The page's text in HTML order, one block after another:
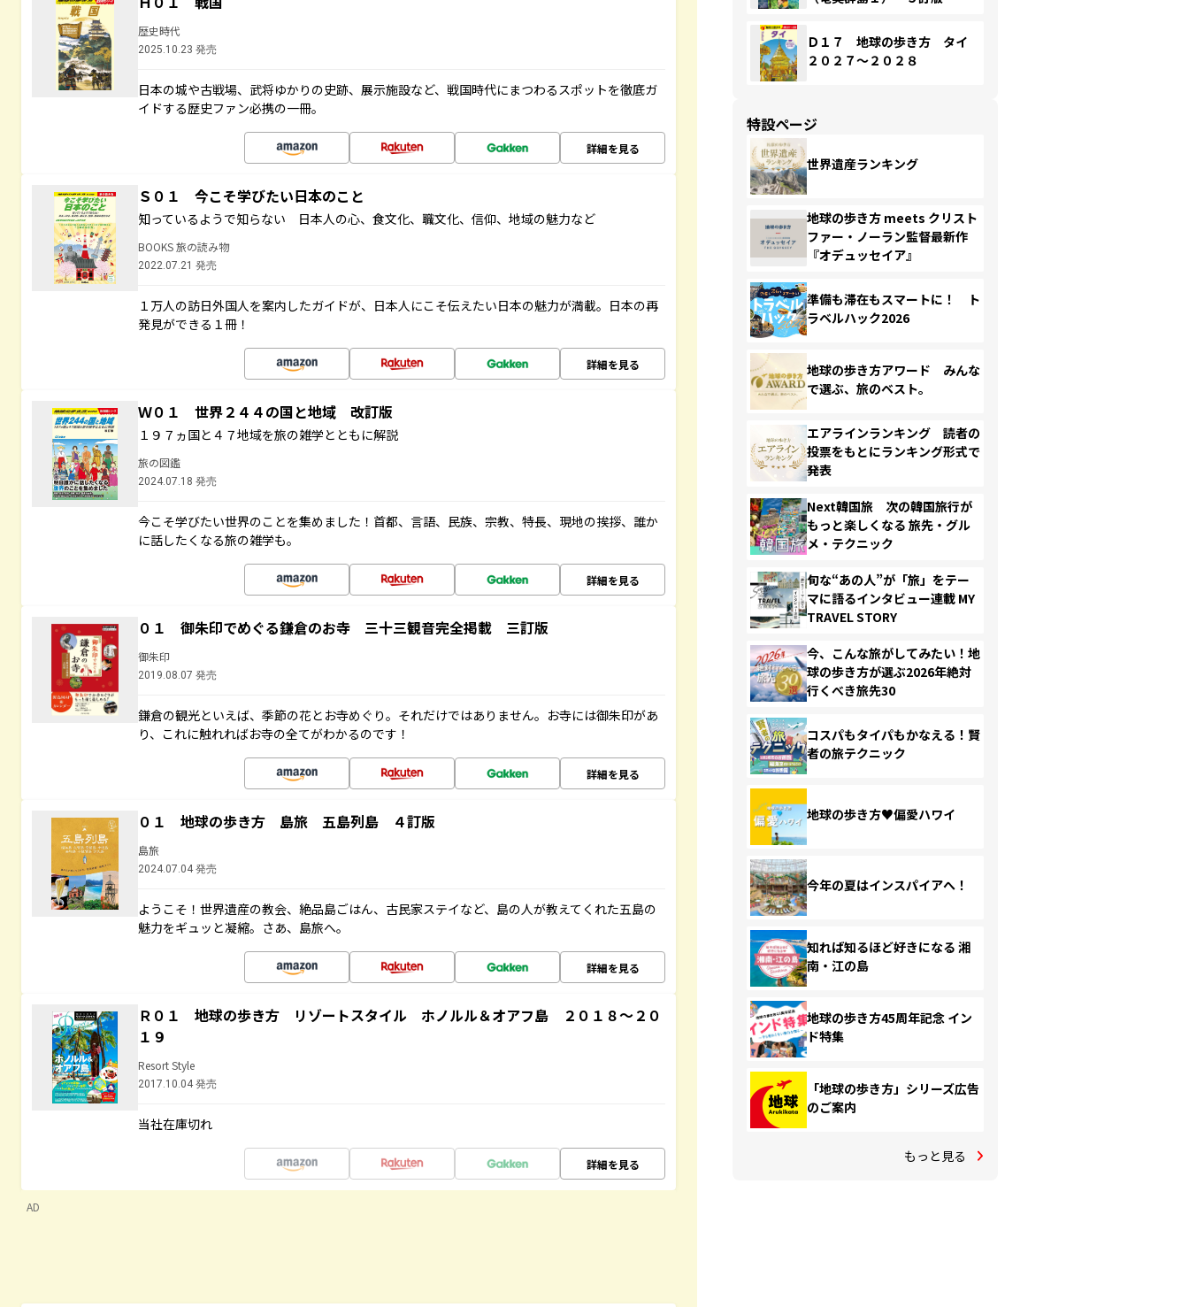
歴史時代
2025.10.23 発売
日本の城や古戦場、武将ゆかりの史跡、展示施設など、戦国時代にまつわるスポットを徹底ガ
イドする歴史ファン必携の一冊。
詳細を見る
Ｓ０１ 今こそ学びたい日本のこと
知っているようで知らない 日本人の心、食文化、職文化、信仰、地域の魅力など
BOOKS 旅の読み物
2022.07.21 発売
１万人の訪日外国人を案内したガイドが、日本人にこそ伝えたい日本の魅力が満載。日本の再
発見ができる１冊！
詳細を見る
Ｗ０１ 世界２４４の国と地域 改訂版
１９７ヵ国と４７地域を旅の雑学とともに解説
旅の図鑑
2024.07.18 発売
今こそ学びたい世界のことを集めました！首都、言語、民族、宗教、特長、現地の挨拶、誰か
に話したくなる旅の雑学も。
詳細を見る
０１ 御朱印でめぐる鎌倉のお寺 三十三観音完全掲載 三訂版
御朱印
2019.08.07 発売
鎌倉の観光といえば、季節の花とお寺めぐり。それだけではありません。お寺には御朱印があ
り、これに触れればお寺の全てがわかるのです！
詳細を見る
０１ 地球の歩き方 島旅 五島列島 ４訂版
島旅
2024.07.04 発売
ようこそ！世界遺産の教会、絶品島ごはん、古民家ステイなど、島の人が教えてくれた五島の
魅力をギュッと凝縮。さあ、島旅へ。
詳細を見る
Ｒ０１ 地球の歩き方 リゾートスタイル ホノルル＆オアフ島 ２０１８～２０
１９
Resort Style
2017.10.04 発売
当社在庫切れ
詳細を見る
AD
Ｄ１７ 地球の歩き方 タイ
２０２７～２０２８
特設ページ
世界遺産ランキング
地球の歩き方 meets クリスト
ファー・ノーラン監督最新作
『オデュッセイア』
準備も滞在もスマートに！ ト
ラベルハック2026
地球の歩き方アワード みんな
で選ぶ、旅のベスト。
エアラインランキング 読者の
投票をもとにランキング形式で
発表
Next韓国旅 次の韓国旅行が
もっと楽しくなる 旅先・グル
メ・テクニック
旬な“あの人”が「旅」をテー
マに語るインタビュー連載 MY
TRAVEL STORY
今、こんな旅がしてみたい！地
球の歩き方が選ぶ2026年絶対
行くべき旅先30
コスパもタイパもかなえる！賢
者の旅テクニック
地球の歩き方♥偏愛ハワイ
今年の夏はインスパイアへ！
知れば知るほど好きになる 湘
南・江の島
地球の歩き方45周年記念 イン
ド特集
「地球の歩き方」シリーズ広告
のご案内
もっと見る